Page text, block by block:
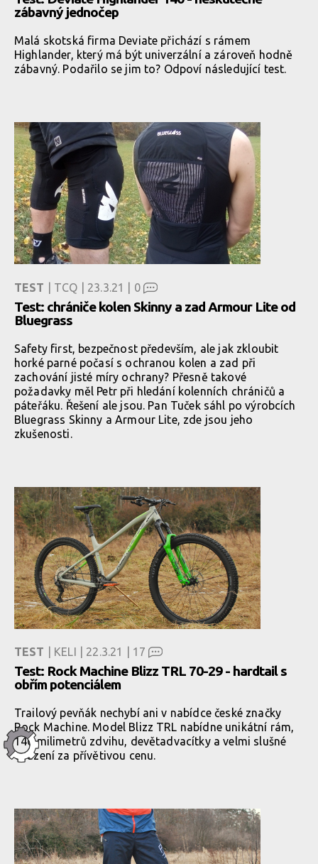
zábavný jednočep
Malá skotská firma Deviate přichází s rámem
Highlander, který má být univerzální a zároveň hodně
zábavný. Podařilo se jim to? Odpoví následující test.
TEST | TCQ | 23.3.21 | 0
Test: chrániče kolen Skinny a zad Armour Lite od
Bluegrass
Safety first, bezpečnost především, ale jak zkloubit
horké parné počasí s ochranou kolen a zad při
zachování jisté míry ochrany? Přesně takové
požadavky měl Petr při hledání kolenních chráničů a
páteřáku. Řešení ale jsou. Pan Tuček sáhl po výrobcích
Bluegrass Skinny a Armour Lite, zde jsou jeho
zkušenosti.
TEST | KELI | 22.3.21 | 17
Test: Rock Machine Blizz TRL 70-29 - hardtail s
obřím potenciálem
Trailový pevňák nechybí ani v nabídce české značky
Rock Machine. Model Blizz TRL nabídne unikátní rám,
140 milimetrů zdvihu, devětadvacítky a velmi slušné
osazení za přívětivou cenu.